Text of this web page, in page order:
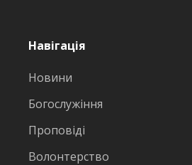
Навігація
Новини
Богослужіння
Проповіді
Волонтерство